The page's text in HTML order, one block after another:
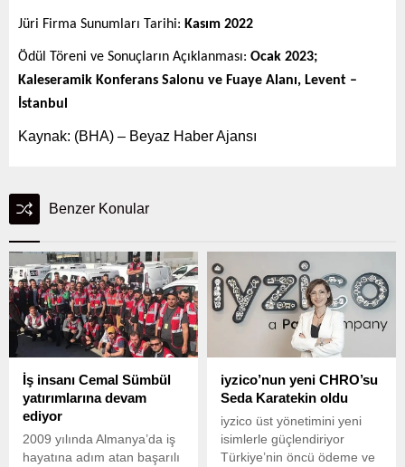
Jüri Firma Sunumları Tarihi: Kasım 2022
Ödül Töreni ve Sonuçların Açıklanması: Ocak 2023;
Kaleseramik Konferans Salonu ve Fuaye Alanı, Levent –
İstanbul
Kaynak: (BHA) – Beyaz Haber Ajansı
Benzer Konular
İş insanı Cemal Sümbül
yatırımlarına devam
ediyor
2009 yılında Almanya’da iş
hayatına adım atan başarılı
iyzico’nun yeni CHRO’su
Seda Karatekin oldu
iyzico üst yönetimini yeni
isimlerle güçlendiriyor
Türkiye’nin öncü ödeme ve